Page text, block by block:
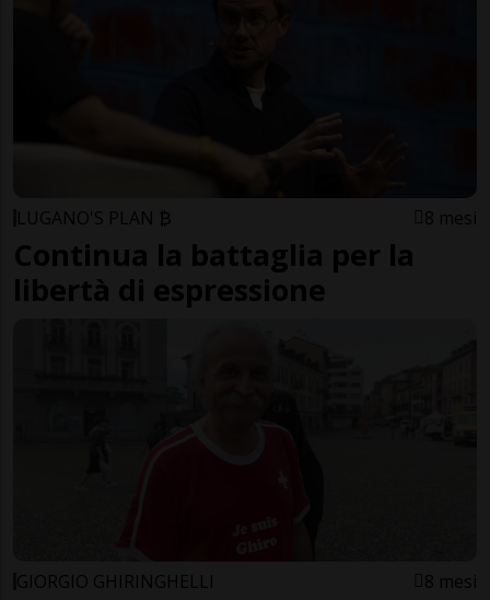
LUGANO'S PLAN ₿ 8 mesi
Continua la battaglia per la
libertà di espressione
GIORGIO GHIRINGHELLI 8 mesi